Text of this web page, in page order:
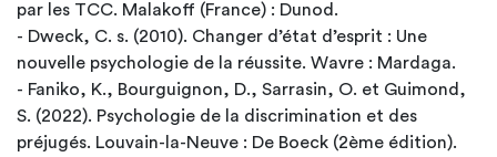
par les TCC. Malakoff (France) : Dunod.
- Dweck, C. s. (2010). Changer d’état d’esprit : Une
nouvelle psychologie de la réussite. Wavre : Mardaga.
- Faniko, K., Bourguignon, D., Sarrasin, O. et Guimond,
S. (2022). Psychologie de la discrimination et des
préjugés. Louvain-la-Neuve : De Boeck (2ème édition).